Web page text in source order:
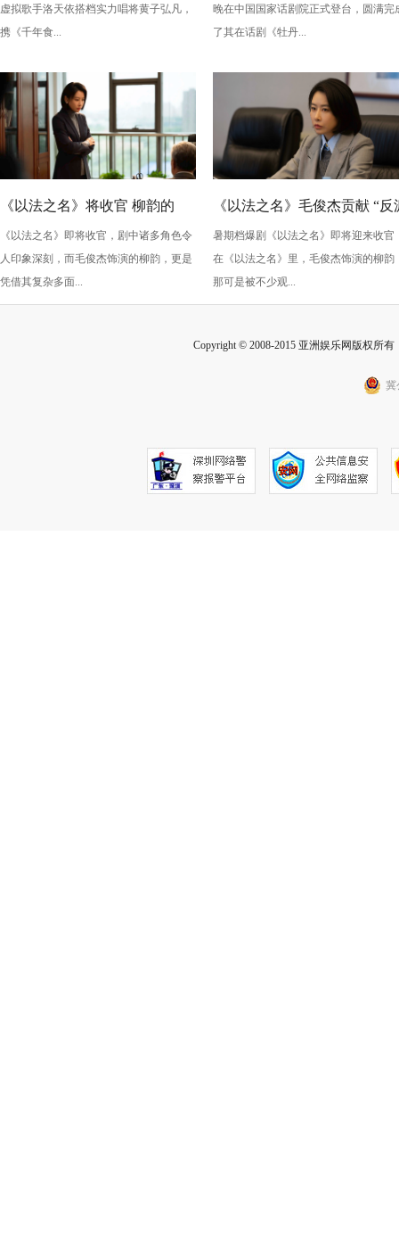
虚拟歌手洛天依搭档实力唱将黄子弘凡，
携《千年食...
情，全新演绎“柳梦梅”至情至
晚在中国国家话剧院正式登台，圆满完
了其在话剧《牡丹...
《以法之名》将收官 柳韵的
“蠢” 让毛俊杰重回巅峰
《以法之名》即将收官，剧中诸多角色令
人印象深刻，而毛俊杰饰演的柳韵，更是
凭借其复杂多面...
《以法之名》毛俊杰贡献 “反
级” 演技？柳韵的 “蠢” 是表演
的胜利！
暑期档爆剧《以法之名》即将迎来收官
在《以法之名》里，毛俊杰饰演的柳韵
那可是被不少观...
Copyright © 2008-2015 亚洲娱乐网版权所
冀